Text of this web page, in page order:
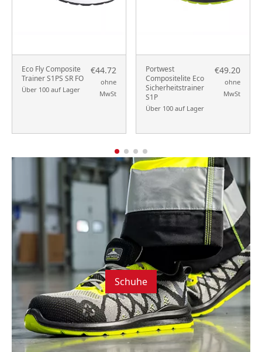
Eco Fly Composite
Trainer S1PS SR FO
Über 100 auf Lager
€44.72
ohne
MwSt
Portwest
Compositelite Eco
Sicherheitstrainer
S1P
Über 100 auf Lager
€49.20
ohne
MwSt
Schuhe